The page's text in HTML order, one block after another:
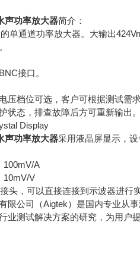
声功率放大器简介：
单通道功率放大器。大输出
接口。
压档位可选，客户可根据测试需
状态，排查故障后方可重新输出。
Display
声功率放大器采用液晶屏显示，
100mV/A
10mV/V
头，可以直接连接到示波器进行
限公司（Aigtek）是国内专业从
业测试解决方案的研究，为用户